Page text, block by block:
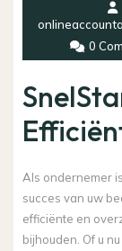
0
Als ondernemer
succes van uw
efficiënte en
bijhouden. Of u